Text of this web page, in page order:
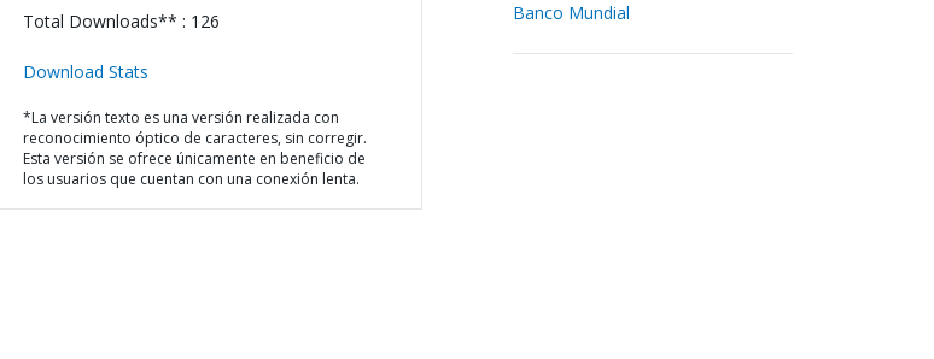
Total Downloads** : 126
Download Stats
*La versión texto es una versión realizada con
reconocimiento óptico de caracteres, sin corregir.
Esta versión se ofrece únicamente en beneficio de
los usuarios que cuentan con una conexión lenta.
Banco Mundial